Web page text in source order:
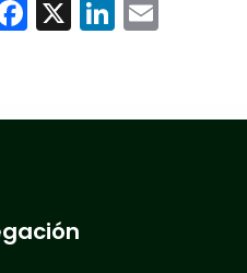
Facebook
X LinkedIn